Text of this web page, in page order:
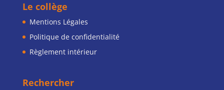
Le collège
Mentions Légales
Politique de confidentialité
Règlement intérieur
Rechercher